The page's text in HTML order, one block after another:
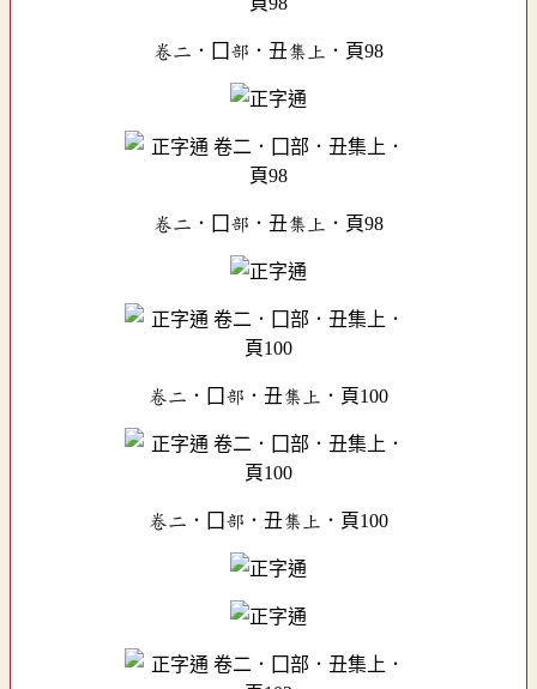
卷二．囗部．丑集上．頁98
卷二．囗部．丑集上．頁98
卷二．囗部．丑集上．頁100
卷二．囗部．丑集上．頁100